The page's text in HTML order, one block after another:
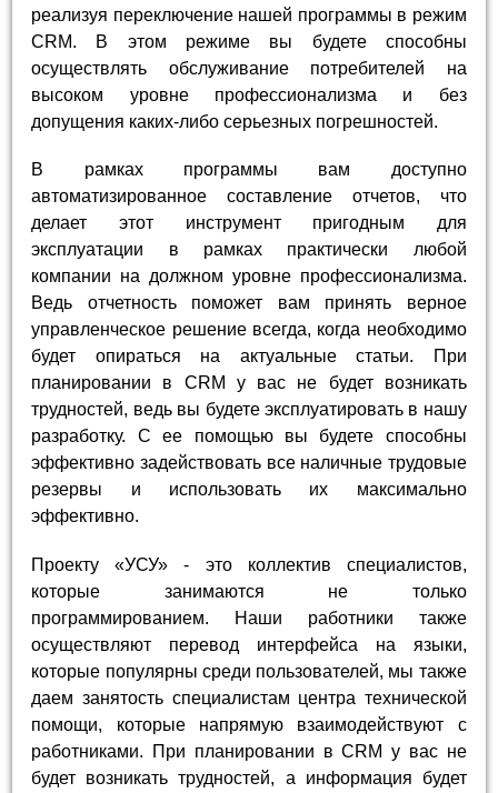
реализуя переключение нашей программы в режим
CRM. В этом режиме вы будете способны
осуществлять обслуживание потребителей на
высоком уровне профессионализма и без
допущения каких-либо серьезных погрешностей.
В рамках программы вам доступно
автоматизированное составление отчетов, что
делает этот инструмент пригодным для
эксплуатации в рамках практически любой
компании на должном уровне профессионализма.
Ведь отчетность поможет вам принять верное
управленческое решение всегда, когда необходимо
будет опираться на актуальные статьи. При
планировании в CRM у вас не будет возникать
трудностей, ведь вы будете эксплуатировать в нашу
разработку. С ее помощью вы будете способны
эффективно задействовать все наличные трудовые
резервы и использовать их максимально
эффективно.
Проекту «УСУ» - это коллектив специалистов,
которые занимаются не только
программированием. Наши работники также
осуществляют перевод интерфейса на языки,
которые популярны среди пользователей, мы также
даем занятость специалистам центра технической
помощи, которые напрямую взаимодействуют с
работниками. При планировании в CRM у вас не
будет возникать трудностей, а информация будет